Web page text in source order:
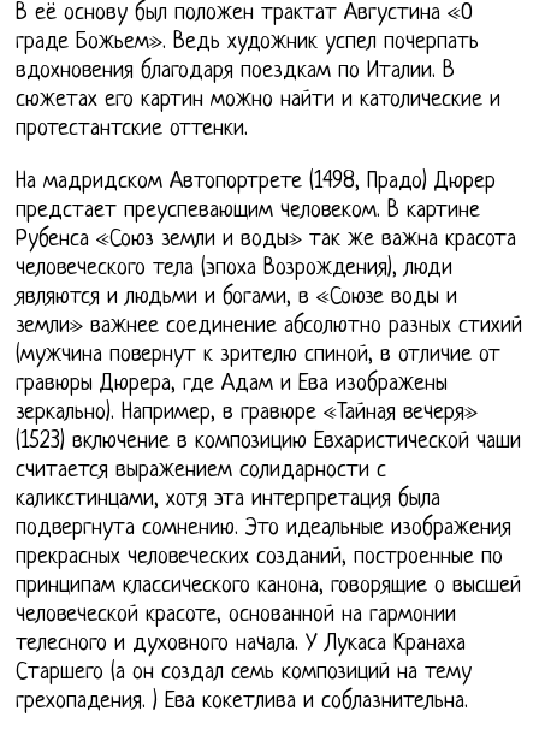
В её основу был положен трактат Августина «О
граде Божьем». Ведь художник успел почерпать
вдохновения благодаря поездкам по Италии. В
сюжетах его картин можно найти и католические и
протестантские оттенки.
На мадридском Автопортрете (1498, Прадо) Дюрер
предстает преуспевающим человеком. В картине
Рубенса «Союз земли и воды» так же важна красота
человеческого тела (эпоха Возрождения), люди
являются и людьми и богами, в «Союзе воды и
земли» важнее соединение абсолютно разных стихий
(мужчина повернут к зрителю спиной, в отличие от
гравюры Дюрера, где Адам и Ева изображены
зеркально). Например, в гравюре «Тайная вечеря»
(1523) включение в композицию Евхаристической чаши
считается выражением солидарности с
каликстинцами, хотя эта интерпретация была
подвергнута сомнению. Это идеальные изображения
прекрасных человеческих созданий, построенные по
принципам классического канона, говорящие о высшей
человеческой красоте, основанной на гармонии
телесного и духовного начала. У Лукаса Кранаха
Старшего (а он создал семь композиций на тему
грехопадения. ) Ева кокетлива и соблазнительна.